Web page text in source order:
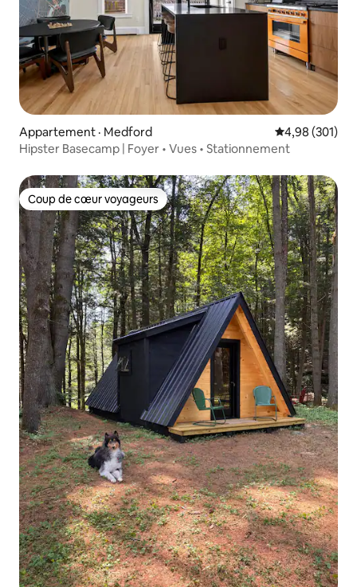
Appartement · Medford Note
4,98 (301)
Hipster Basecamp | Foyer • Vues • Stationnement
Coup de cœur voyageurs
Coup de cœur voyageurs